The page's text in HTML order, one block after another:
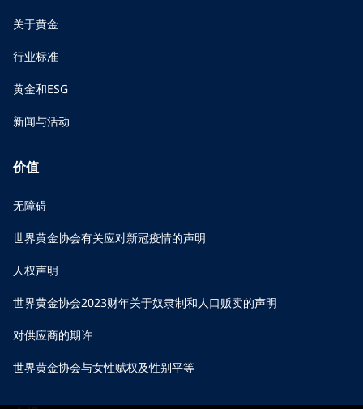
关于黄金
行业标准
黄金和ESG
新闻与活动
价值
无障碍
世界黄金协会有关应对新冠疫情的声明
人权声明
世界黄金协会2023财年关于奴隶制和人口贩卖的声明
对供应商的期许
世界黄金协会与女性赋权及性别平等